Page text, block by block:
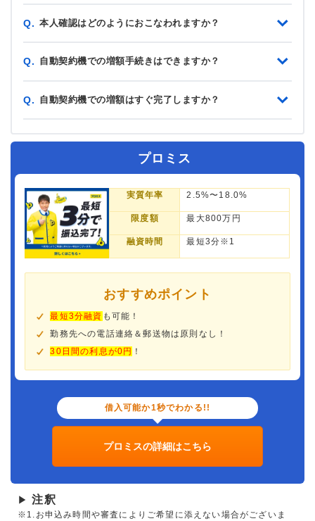
Q. 本人確認はどのようにおこなわれますか？
Q. 自動契約機での増額手続きはできますか？
Q. 自動契約機での増額はすぐ完了しますか？
プロミス
実質年率 2.5%〜18.0%
限度額 最大800万円
融資時間 最短3分※1
おすすめポイント
最短3分融資 も可能！
勤務先への電話連絡＆郵送物は原則なし！
30日間の利息が0円 ！
借入可能か1秒でわかる!!
プロミスの詳細はこちら
▶ 注釈
※1.お申込み時間や審査によりご希望に添えない場合がございま